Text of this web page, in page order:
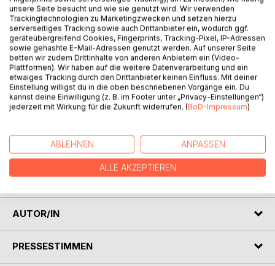
Titel bewerten
BESCHREIBUNG
Sex, Sex und abermals Sex! Das ist doch anrüchig! Nicht
unbedingt. Es hängt vom Kontext ab. Aber: Sex mit
tödlichen Folgen? Das kann doch nur schmutzig sein.
Immer mit der Ruhe! Interessant schon, aber nicht schlimm.
AUTOR/IN
PRESSESTIMMEN
unsere Seite besucht und wie sie genutzt wird. Wir verwenden
Trackingtechnologien zu Marketingzwecken und setzen hierzu
serverseitiges Tracking sowie auch Drittanbieter ein, wodurch ggf.
geräteübergreifend Cookies, Fingerprints, Tracking-Pixel, IP-Adressen
sowie gehashte E-Mail-Adressen genutzt werden. Auf unserer Seite
betten wir zudem Drittinhalte von anderen Anbietern ein (Video-
Plattformen). Wir haben auf die weitere Datenverarbeitung und ein
etwaiges Tracking durch den Drittanbieter keinen Einfluss. Mit deiner
Einstellung willigst du in die oben beschriebenen Vorgänge ein. Du
kannst deine Einwilligung (z. B. im Footer unter „Privacy-Einstellungen“)
jederzeit mit Wirkung für die Zukunft widerrufen. (BoD-Impressum)
ABLEHNEN ANPASSEN
ALLE AKZEPTIEREN